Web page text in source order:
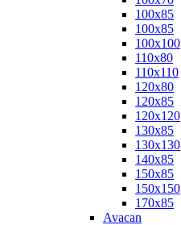
100х85
100х85
100х100
110х80
110х110
120х80
120х85
120х120
130х85
130х130
140х85
150х85
150х150
170х85
Avacan